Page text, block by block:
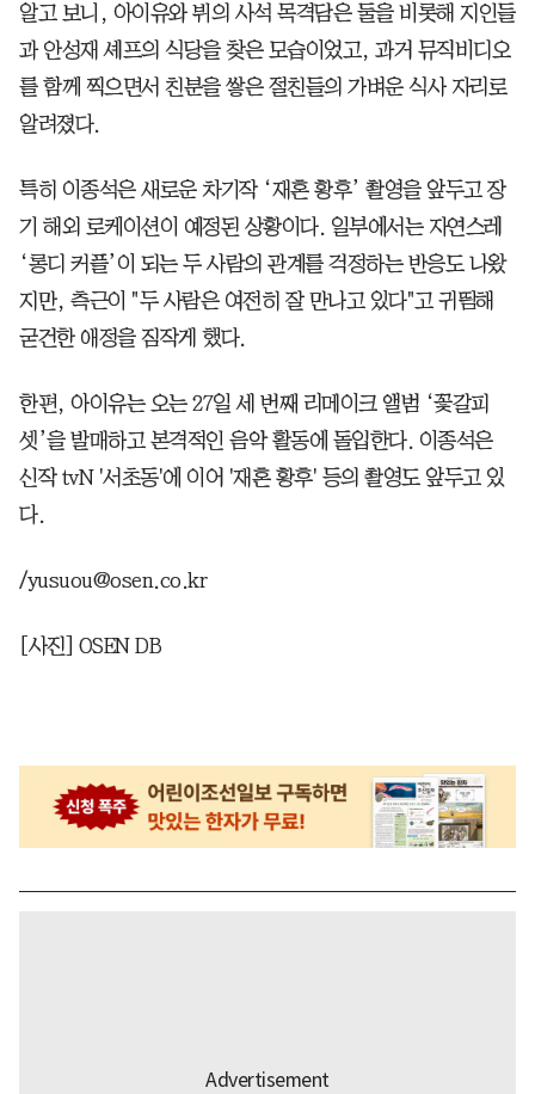
알고 보니, 아이유와 뷔의 사석 목격담은 둘을 비롯해 지인들
과 안성재 셰프의 식당을 찾은 모습이었고, 과거 뮤직비디오
를 함께 찍으면서 친분을 쌓은 절친들의 가벼운 식사 자리로
알려졌다.
특히 이종석은 새로운 차기작 ‘재혼 황후’ 촬영을 앞두고 장
기 해외 로케이션이 예정된 상황이다. 일부에서는 자연스레
‘롱디 커플’이 되는 두 사람의 관계를 걱정하는 반응도 나왔
지만, 측근이 "두 사람은 여전히 잘 만나고 있다"고 귀띔해
굳건한 애정을 짐작게 했다.
한편, 아이유는 오는 27일 세 번째 리메이크 앨범 ‘꽃갈피
셋’을 발매하고 본격적인 음악 활동에 돌입한다. 이종석은
신작 tvN '서초동'에 이어 '재혼 황후' 등의 촬영도 앞두고 있
다.
/yusuou@osen.co.kr
[사진] OSEN DB